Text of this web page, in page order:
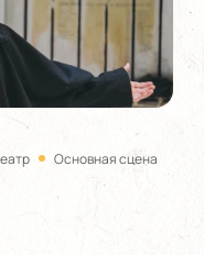
Основная сцена